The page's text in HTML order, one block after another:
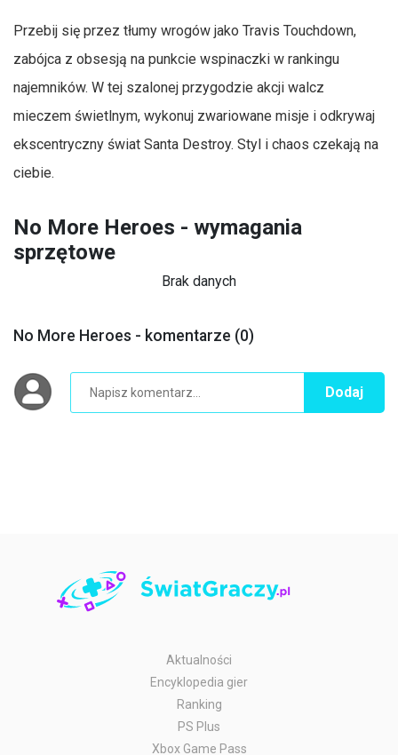
Przebij się przez tłumy wrogów jako Travis Touchdown,
zabójca z obsesją na punkcie wspinaczki w rankingu
najemników. W tej szalonej przygodzie akcji walcz
mieczem świetlnym, wykonuj zwariowane misje i odkrywaj
ekscentryczny świat Santa Destroy. Styl i chaos czekają na
ciebie.
No More Heroes - wymagania
sprzętowe
Brak danych
No More Heroes - komentarze (0)
Dodaj
Aktualności
Encyklopedia gier
Ranking
PS Plus
Xbox Game Pass